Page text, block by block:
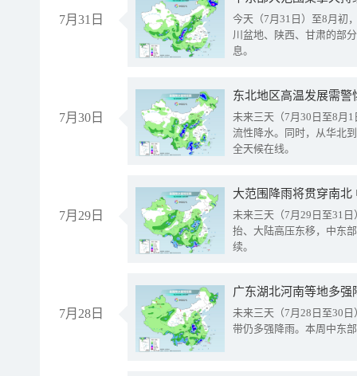
7月31日
今天（7月31日）至8月初
川盆地、陕西、甘肃的部
息。
7月30日
东北地区高温发展需
未来三天（7月30日至8月
流性降水。同时，从华北
全天候在线。
7月29日
大范围降雨将贯穿南
未来三天（7月29日至31
抬、大陆高压东移，中东
续。
7月28日
广东湖北河南等地多
未来三天（7月28日至30
带仍多强降雨。本周中东